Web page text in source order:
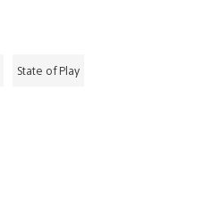
State of Play